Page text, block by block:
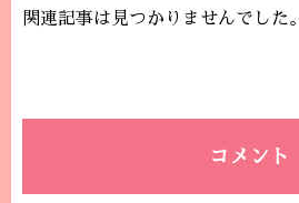
関連記事は見つかりませんでした。
コメント